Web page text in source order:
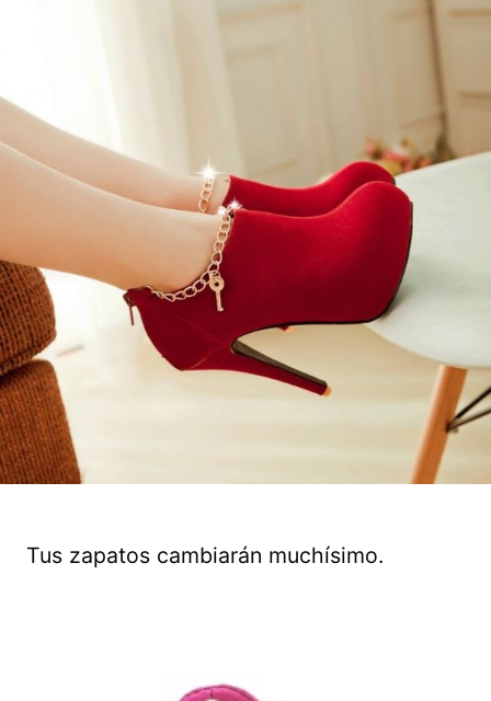
Tus zapatos cambiarán muchísimo.